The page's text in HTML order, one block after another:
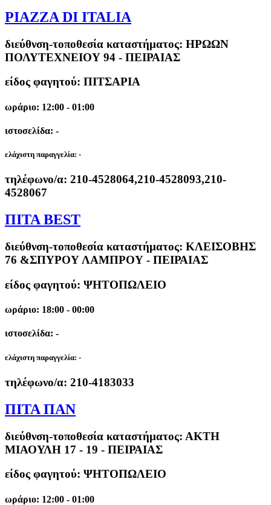
PIAZZA DI ITALIA
διεύθνση-τοποθεσία καταστήματος: ΗΡΩΩΝ
ΠΟΛΥΤΕΧΝΕΙΟΥ 94 - ΠΕΙΡΑΙΑΣ
είδος φαγητού: ΠΙΤΣΑΡΙΑ
ωράριο: 12:00 - 01:00
ιστοσελίδα: -
ελάχιστη παραγγελία: -
τηλέφωνο/α: 210-4528064,210-4528093,210-
4528067
ΠΙΤΑ BEST
διεύθνση-τοποθεσία καταστήματος: ΚΛΕΙΣΟΒΗΣ
76 &ΣΠΥΡΟΥ ΛΑΜΠΡΟΥ - ΠΕΙΡΑΙΑΣ
είδος φαγητού: ΨΗΤΟΠΩΛΕΙΟ
ωράριο: 18:00 - 00:00
ιστοσελίδα: -
ελάχιστη παραγγελία: -
τηλέφωνο/α: 210-4183033
ΠΙΤΑ ΠΑΝ
διεύθνση-τοποθεσία καταστήματος: ΑΚΤΗ
ΜΙΑΟΥΛΗ 17 - 19 - ΠΕΙΡΑΙΑΣ
είδος φαγητού: ΨΗΤΟΠΩΛΕΙΟ
ωράριο: 12:00 - 01:00